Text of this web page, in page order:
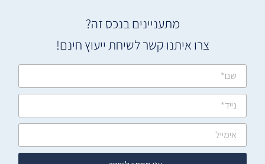
מתעניינים בנכס זה?
צרו איתנו קשר לשיחת ייעוץ חינם!